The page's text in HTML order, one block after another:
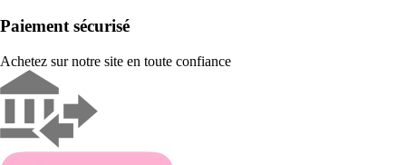
Paiement sécurisé
Achetez sur notre site en toute confiance